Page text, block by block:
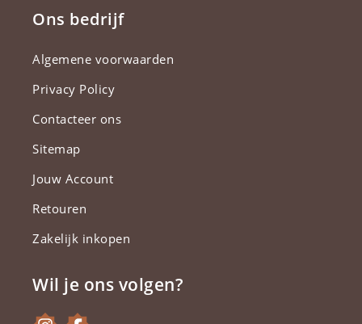
Ons bedrijf
Algemene voorwaarden
Privacy Policy
Contacteer ons
Sitemap
Jouw Account
Retouren
Zakelijk inkopen
Wil je ons volgen?